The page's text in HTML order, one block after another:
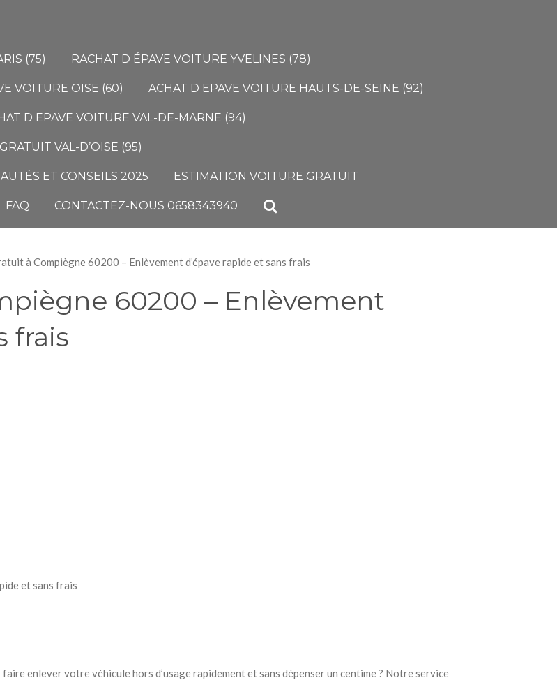
(75) RACHAT D ÉPAVE VOITURE YVELINES (78)
VOITURE OISE (60) ACHAT D EPAVE VOITURE HAUTS-DE-SEINE (92)
D EPAVE VOITURE VAL-DE-MARNE (94)
VAL-D’OISE (95)
ET CONSEILS 2025 ESTIMATION VOITURE GRATUIT
FAQ CONTACTEZ-NOUS 0658343940
à Compiègne 60200 – Enlèvement d’épave rapide et sans frais
60200 – Enlèvement
frais
et sans frais
enlever votre véhicule hors d’usage rapidement et sans dépenser un centime ? Notre service